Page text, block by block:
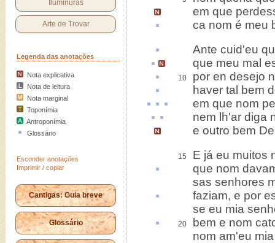
Iluminuras
Arte de Trovar
Legenda das anotações
Nota explicativa
Nota de leitura
Nota marginal
Toponímia
Antroponímia
Glossário
Esconder anotações
Imprimir / copiar
Cantigas: Guia breve
Glossário
em que
ca nom é meu
Ante cuid'eu
que meu mal
10 por en desejo
haver tal bem
em que nom
nem lh'ar diga
e outro bem
15
E já eu muitos
que nom
sas senhores
faziam, e por
se eu mia
20 bem e nom
nom am'eu